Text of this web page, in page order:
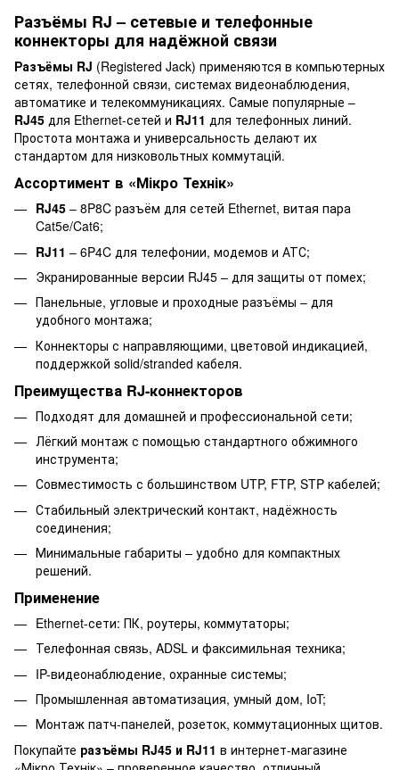
Разъёмы RJ – сетевые и телефонные
коннекторы для надёжной связи
Разъёмы RJ (Registered Jack) применяются в компьютерных
сетях, телефонной связи, системах видеонаблюдения,
автоматике и телекоммуникациях. Самые популярные –
RJ45 для Ethernet-сетей и RJ11 для телефонных линий.
Простота монтажа и универсальность делают их
стандартом для низковольтных коммутацій.
Ассортимент в «Мікро Технік»
RJ45 – 8P8C разъём для сетей Ethernet, витая пара
Cat5e/Cat6;
RJ11 – 6P4C для телефонии, модемов и АТС;
Экранированные версии RJ45 – для защиты от помех;
Панельные, угловые и проходные разъёмы – для
удобного монтажа;
Коннекторы с направляющими, цветовой индикацией,
поддержкой solid/stranded кабеля.
Преимущества RJ-коннекторов
Подходят для домашней и профессиональной сети;
Лёгкий монтаж с помощью стандартного обжимного
инструмента;
Совместимость с большинством UTP, FTP, STP кабелей;
Стабильный электрический контакт, надёжность
соединения;
Минимальные габариты – удобно для компактных
решений.
Применение
Ethernet-сети: ПК, роутеры, коммутаторы;
Телефонная связь, ADSL и факсимильная техника;
IP-видеонаблюдение, охранные системы;
Промышленная автоматизация, умный дом, IoT;
Монтаж патч-панелей, розеток, коммутационных щитов.
Покупайте разъёмы RJ45 и RJ11 в интернет-магазине